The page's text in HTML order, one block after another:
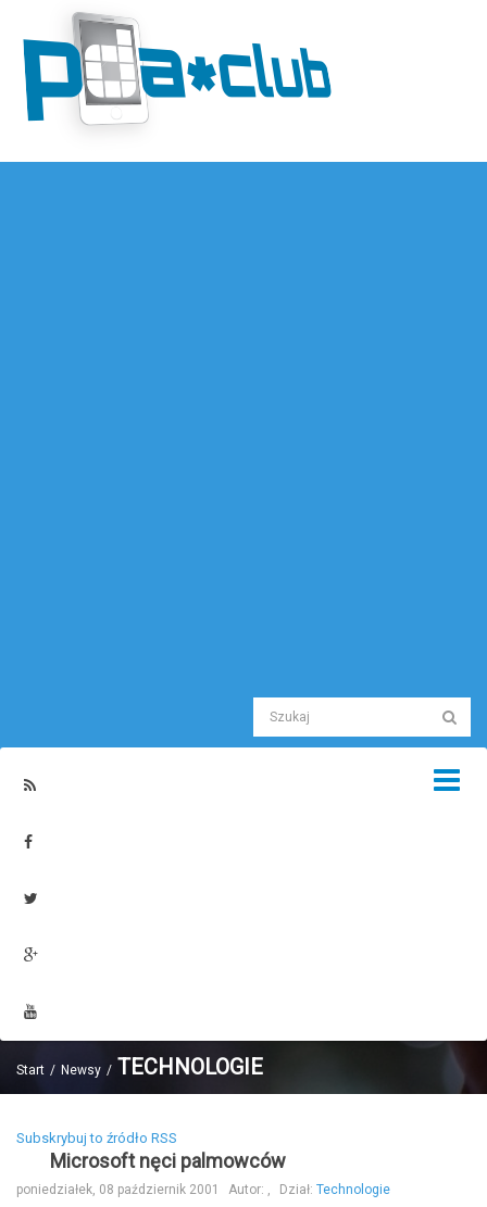
Start Newsy TECHNOLOGIE
Subskrybuj to źródło RSS
Microsoft nęci palmowców
poniedziałek, 08 październik 2001 Autor: , Dział: Technologie